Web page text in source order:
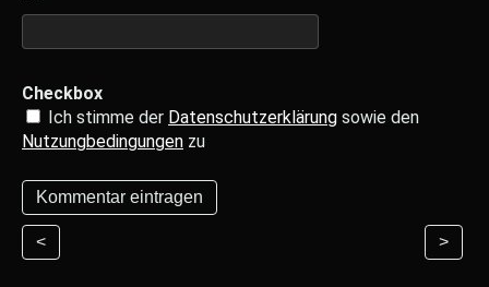
Checkbox
Ich stimme der Datenschutzerklärung sowie den
Nutzungbedingungen zu
< >